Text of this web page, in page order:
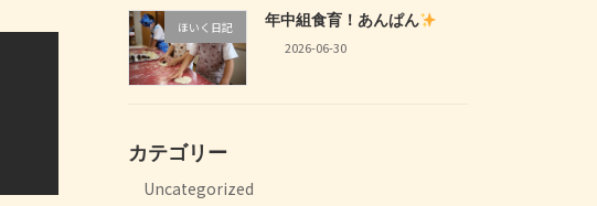
ほいく日記
年中組食育！あんぱん
2026-06-30
カテゴリー
Uncategorized